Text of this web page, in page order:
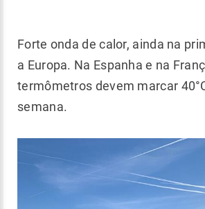
Forte onda de calor, ainda na
a Europa. Na Espanha e na
termômetros devem marcar
semana.